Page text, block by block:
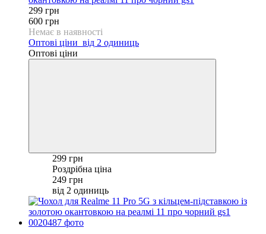
299 грн
600 грн
Немає в наявності
Оптові ціни від 2 одиниць
Оптові ціни
299 грн
Роздрібна ціна
249 грн
від 2 одиниць